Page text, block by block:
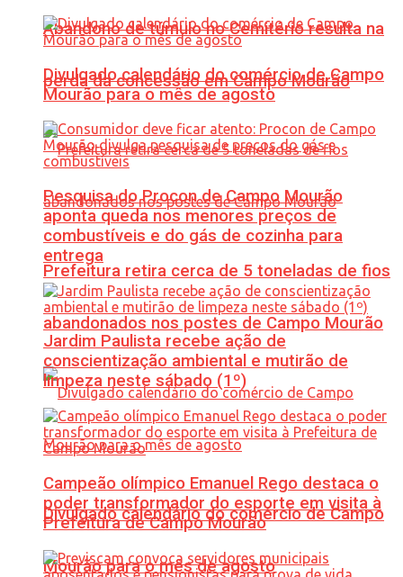
Abandono de túmulo no Cemitério resulta na
perda da concessão em Campo Mourão
Prefeitura retira cerca de 5 toneladas de fios
abandonados nos postes de Campo Mourão
Divulgado calendário do comércio de Campo
Mourão para o mês de agosto
Divulgado calendário do comércio de Campo
Mourão para o mês de agosto
Pesquisa do Procon de Campo Mourão
aponta queda nos menores preços de
combustíveis e do gás de cozinha para
entrega
Jardim Paulista recebe ação de
conscientização ambiental e mutirão de
limpeza neste sábado (1º)
Campeão olímpico Emanuel Rego destaca o
poder transformador do esporte em visita à
Prefeitura de Campo Mourão